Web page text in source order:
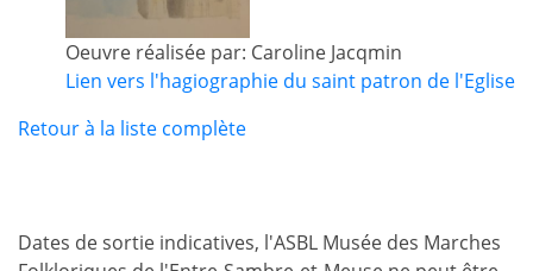
Oeuvre réalisée par: Caroline Jacqmin
Lien vers l'hagiographie du saint patron de l'Eglise
Retour à la liste complète
Dates de sortie indicatives, l'ASBL Musée des Marches